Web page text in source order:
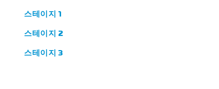
스테이지 1
스테이지 2
스테이지 3